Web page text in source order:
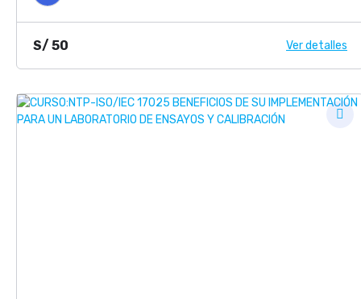
S/ 50 Ver detalles